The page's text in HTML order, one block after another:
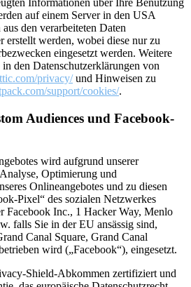
Informationen über Ihre Benutzung
auf einem Server in den USA
den verarbeiteten Daten
erstellt werden, wobei diese nur zu
eingesetzt werden. Weitere
den Datenschutzerklärungen von
privacy/und Hinweisen zu
support/cookies/.
Audiences und Facebook-
wird aufgrund unserer
Optimierung und
Onlineangebotes und zu diesen
Pixel“ des sozialen Netzwerkes
Facebook Inc., 1 Hacker Way, Menlo
falls Sie in der EU ansässig sind,
Canal Square, Grand Canal
wird („Facebook“), eingesetzt.
Shield-Abkommen zertifiziert und